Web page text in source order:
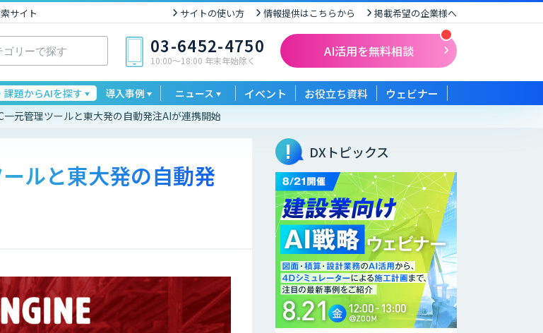
サイト サイトの使い方 情報提供はこちらから 掲載希望の企業様へ
03-6452-4750
10:00〜18:00 年末年始除く
AI活用を無料相談
課題からAIを探す 導入事例 ニュース イベント お役立ち資料 ウェビナー
一元管理ツールと東大発の自動発注AIが連携開始
ルと東大発の自動発
DXトピックス